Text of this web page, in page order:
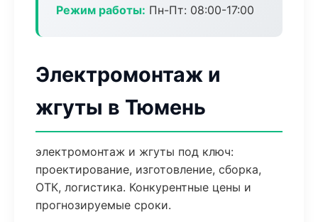
Режим работы: Пн-Пт: 08:00-17:00
Электромонтаж и
жгуты в Тюмень
электромонтаж и жгуты под ключ:
проектирование, изготовление, сборка,
ОТК, логистика. Конкурентные цены и
прогнозируемые сроки.